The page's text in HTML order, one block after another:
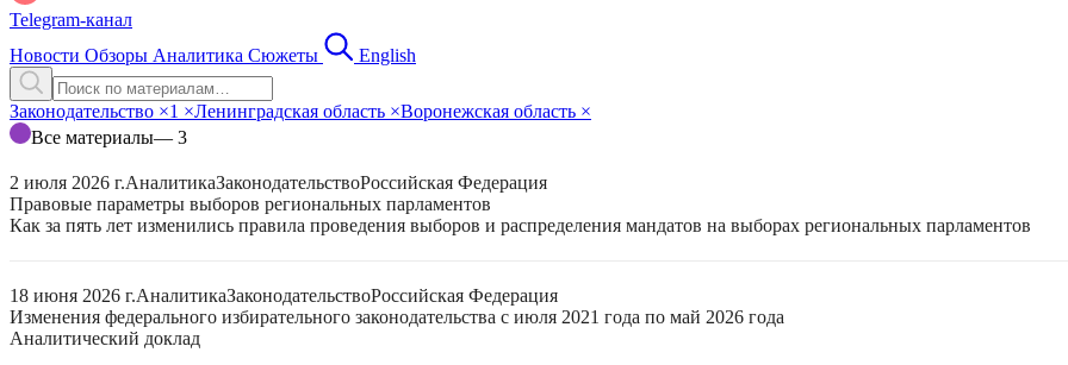
Telegram-канал
Новости Обзоры Аналитика Сюжеты English
Законодательство ×1 ×Ленинградская область ×Воронежская область ×
Все материалы— 3
2 июля 2026 г.АналитикаЗаконодательствоРоссийская Федерация
Правовые параметры выборов региональных парламентов
Как за пять лет изменились правила проведения выборов и распределения мандатов на выборах региональных парламентов
18 июня 2026 г.АналитикаЗаконодательствоРоссийская Федерация
Изменения федерального избирательного законодательства с июля 2021 года по май 2026 года
Аналитический доклад